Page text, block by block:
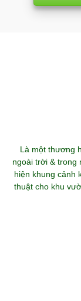
Là một thương
ngoài trời & trong
hiện khung cảnh
thuật cho khu